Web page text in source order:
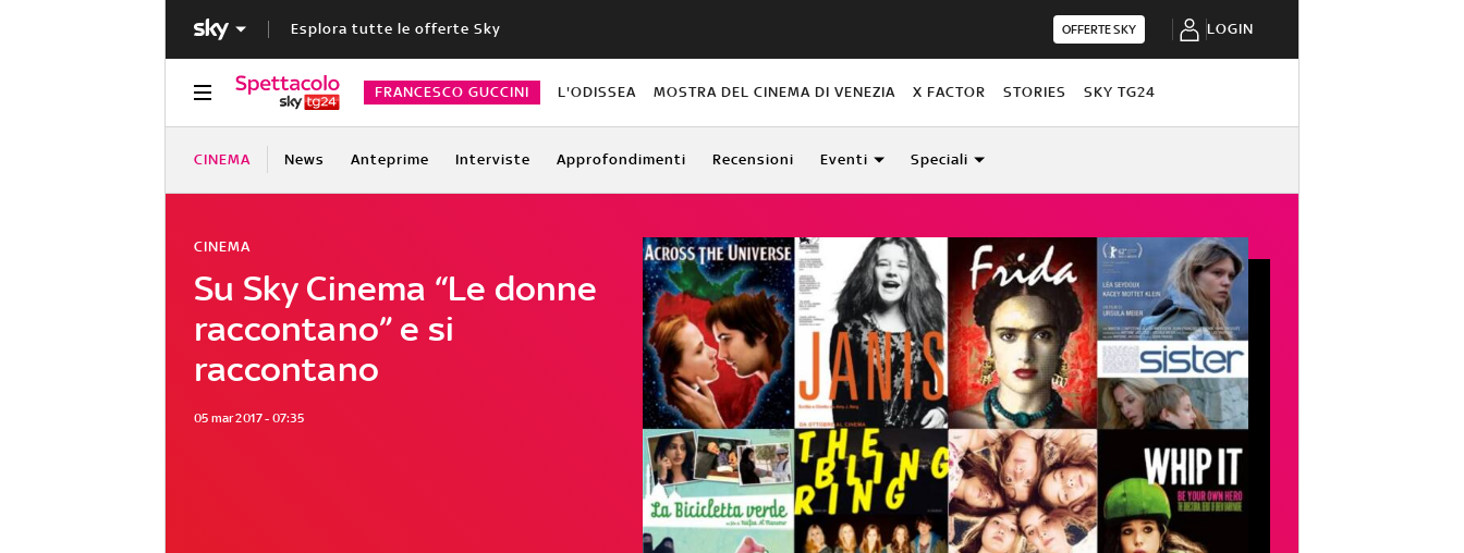
Esplora tutte le offerte Sky OFFERTE SKY LOGIN
FRANCESCO GUCCINI L'ODISSEA MOSTRA DEL CINEMA DI VENEZIA X FACTOR STORIES SKY TG24
CINEMA News Anteprime Interviste Approfondimenti Recensioni Eventi Speciali
Su Sky Cinema “Le donne
raccontano” e si
raccontano
CINEMA
05 mar 2017 - 07:35